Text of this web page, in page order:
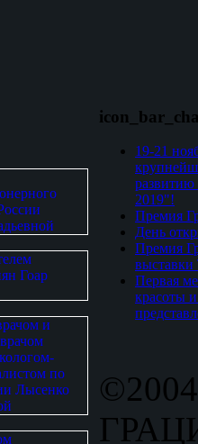
19-21
развитию
2019"!
Премия
День
Премия
Первая
красоты